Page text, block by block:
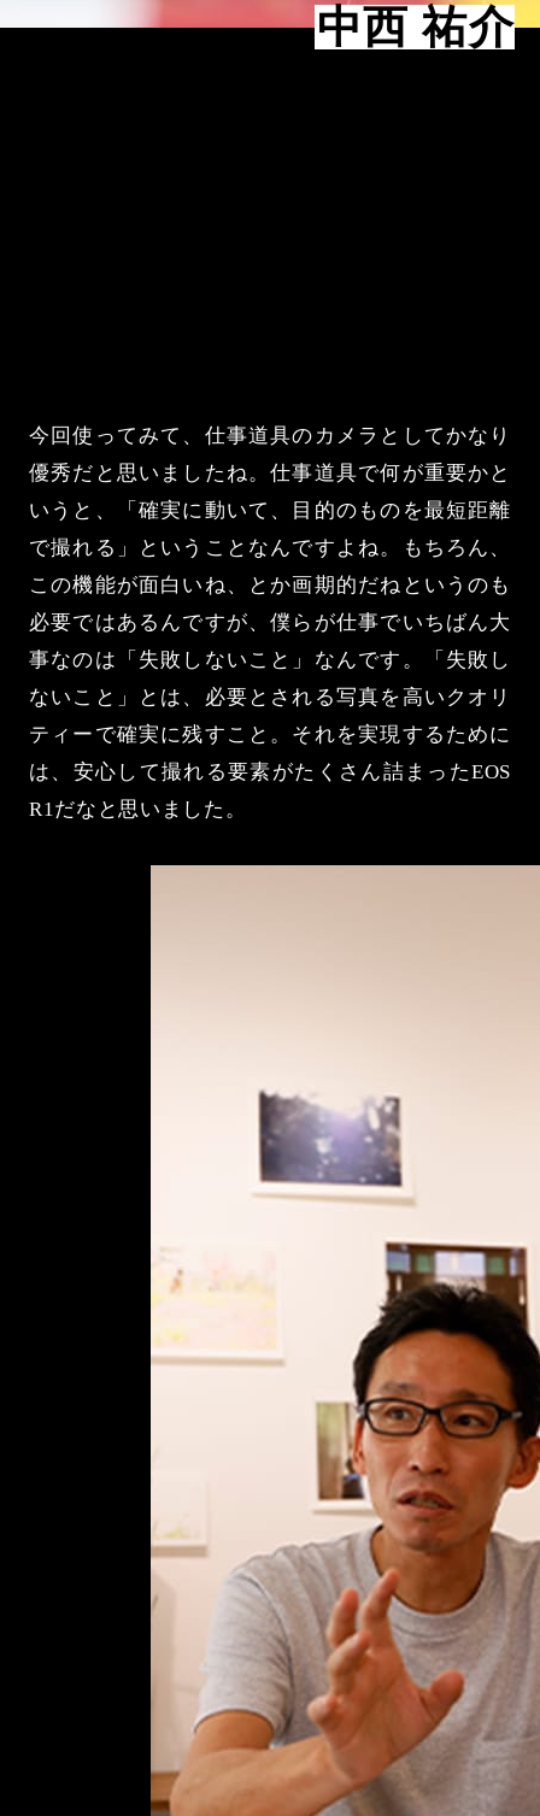
中西 祐介
今回使ってみて、仕事道具のカメラとしてかなり
優秀だと思いましたね。仕事道具で何が重要かと
いうと、「確実に動いて、目的のものを最短距離
で撮れる」ということなんですよね。もちろん、
この機能が面白いね、とか画期的だねというのも
必要ではあるんですが、僕らが仕事でいちばん大
事なのは「失敗しないこと」なんです。「失敗し
ないこと」とは、必要とされる写真を高いクオリ
ティーで確実に残すこと。それを実現するために
は、安心して撮れる要素がたくさん詰まったEOS
R1だなと思いました。